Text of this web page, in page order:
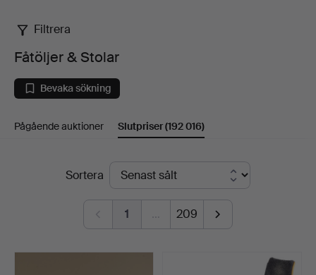
Fåtöljer
Stolar
Filtrera
Fåtöljer & Stolar
Bevaka sökning
Pågående auktioner Slutpriser(192 016)
SlutpriserSortera
1 … 209